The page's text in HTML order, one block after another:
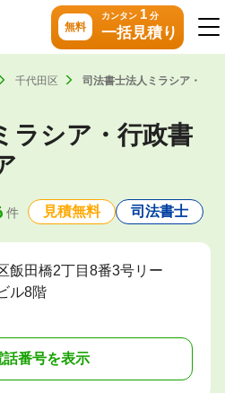
無料
カンタン 1分
一括見積り
千代田区
司法書士法人ミラシア・
ラシア・行政書
件 見積無料 司法書士
飯田橋2丁目8番3号リー
ル8階
話番号を表示